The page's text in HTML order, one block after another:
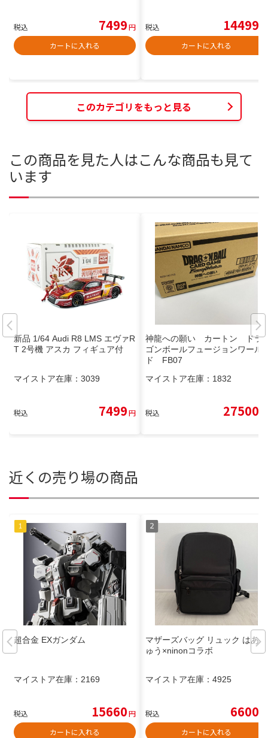
税込 7499円
カートに入れる
税込 14499
カートに入れる
このカテゴリをもっと見る
この商品を見た人はこんな商品も見て
います
新品 1/64 Audi R8 LMS エヴァR
T 2号機 アスカ フィギュア付
マイストア在庫： 3039
税込 7499円
神龍への願い カートン ドラ
ゴンボールフュージョンワール
ド FB07
マイストア在庫： 1832
税込 27500
近くの売り場の商品
超合金 EXガンダム
マイストア在庫： 2169
税込 15660円
カートに入れる
マザーズバッグ リュック はあち
ゅう×ninonコラボ
マイストア在庫： 4925
税込 6600
カートに入れる